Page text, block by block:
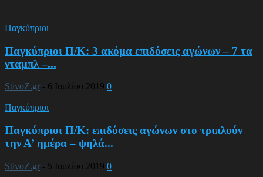
Παγκύπριοι
Παγκύπριοι Π/Κ: 3 ακόμα επιδόσεις αγώνων – 7 τα
νταμπλ –...
StivoZ.gr - 6 Ιουλίου 2019 0
Παγκύπριοι
Παγκύπριοι Π/Κ: επιδόσεις αγώνων στο τριπλούν
την Α’ ημέρα – ψηλά...
StivoZ.gr - 5 Ιουλίου 2019 0